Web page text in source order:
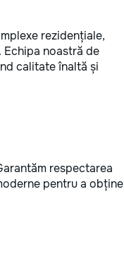
rezidențiale,
noastră de
calitate înaltă și
respectarea
pentru a obține